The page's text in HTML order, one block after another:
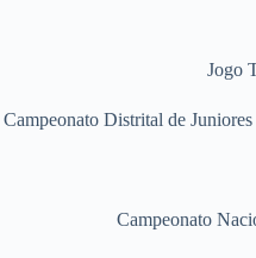
Jogo
Campeonato Distrital de
Campeonato